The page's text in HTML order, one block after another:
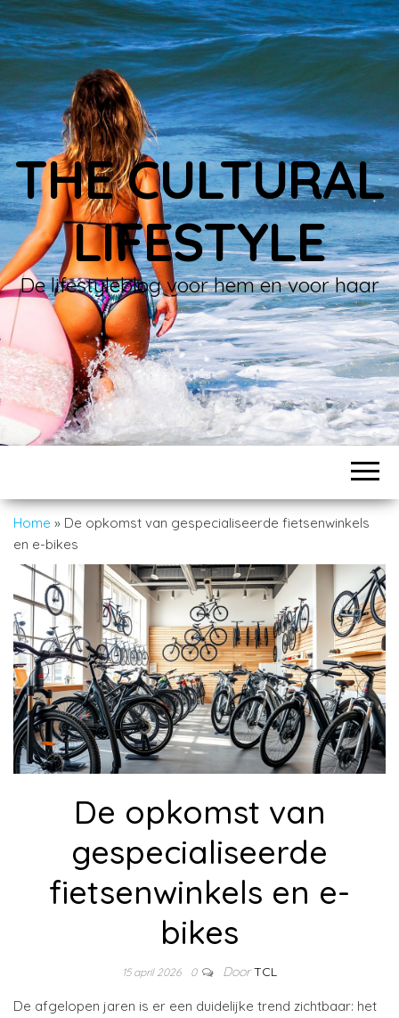
THE CULTURAL
LIFESTYLE
De lifestyleblog voor hem en voor haar
Home » De opkomst van gespecialiseerde fietsenwinkels
en e-bikes
De opkomst van
gespecialiseerde
fietsenwinkels en e-
bikes
15 april 2026 0 Door TCL
De afgelopen jaren is er een duidelijke trend zichtbaar: het